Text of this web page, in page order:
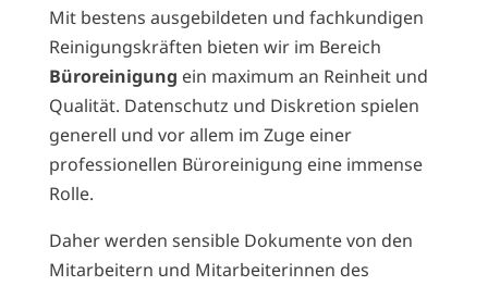
Mit bestens ausgebildeten und fachkundigen
Reinigungskräften bieten wir im Bereich
Büroreinigung ein maximum an Reinheit und
Qualität. Datenschutz und Diskretion spielen
generell und vor allem im Zuge einer
professionellen Büroreinigung eine immense
Rolle.
Daher werden sensible Dokumente von den
Mitarbeitern und Mitarbeiterinnen des